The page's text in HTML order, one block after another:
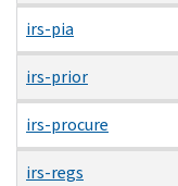
irs-pia
irs-prior
irs-procure
irs-regs